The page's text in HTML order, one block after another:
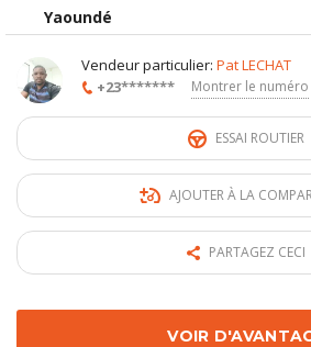
Yaoundé
Vendeur particulier: Pat LECHAT
+23*******
Montrer le numéro
ESSAI ROUTIER
AJOUTER À LA
PARTAGEZ CECI
VOIR